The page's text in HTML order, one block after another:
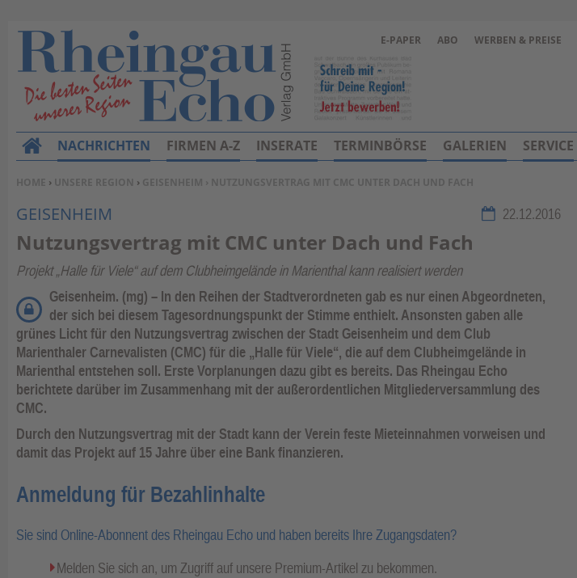
E-PAPER ABO WERBEN & PREISE
SIE BEFINDEN SICH HIER:
HOME › UNSERE REGION › GEISENHEIM › NUTZUNGSVERTRAG MIT CMC UNTER DACH UND FACH
GEISENHEIM 22.12.2016
Nutzungsvertrag mit CMC unter Dach und Fach
Projekt „Halle für Viele“ auf dem Clubheimgelände in Marienthal kann realisiert werden
Geisenheim. (mg) – In den Reihen der Stadtverordneten gab es nur einen Abgeordneten,
der sich bei diesem Tagesordnungspunkt der Stimme enthielt. Ansonsten gaben alle
grünes Licht für den Nutzungsvertrag zwischen der Stadt Geisenheim und dem Club
Marienthaler Carnevalisten (CMC) für die „Halle für Viele“, die auf dem Clubheimgelände in
Marienthal entstehen soll. Erste Vorplanungen dazu gibt es bereits. Das Rheingau Echo
berichtete darüber im Zusammenhang mit der außerordentlichen Mitgliederversammlung des
CMC.
Durch den Nutzungsvertrag mit der Stadt kann der Verein feste Mieteinnahmen vorweisen und
damit das Projekt auf 15 Jahre über eine Bank finanzieren.
Anmeldung für Bezahlinhalte
Sie sind Online-Abonnent des Rheingau Echo und haben bereits Ihre Zugangsdaten?
Melden Sie sich an, um Zugriff auf unsere Premium-Artikel zu bekommen.
H
o
m
e
NACHRICHTEN FIRMEN A-Z INSERATE TERMINBÖRSE GALERIEN SERVICE